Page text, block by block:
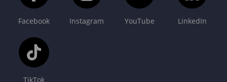
Facebook Instagram YouTube LinkedIn
TikTok